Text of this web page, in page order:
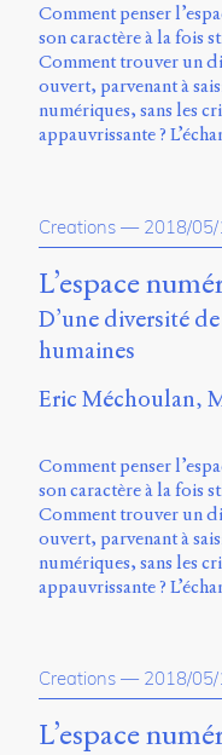
Comment penser
son caractère à la fois
Comment trouver un
ouvert, parvenant à
numériques, sans les
appauvrissante ?
Creations — 2018/05/
L’espace
D’une diversité
humaines
Eric Méchoulan
Comment penser
son caractère à la fois
Comment trouver un
ouvert, parvenant à
numériques, sans les
appauvrissante ?
Creations — 2018/05/
L’espace